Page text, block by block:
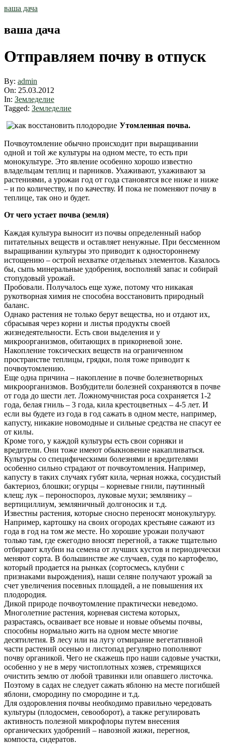
Skip
ваша дача
ваша дача
Отправляем почву в отпуск
By: admin
On: 25.03.2012
In: Земледелие
Tagged: Земледелие
Утомленная почва.
Почвоутомление обычно происходит при выращивании
одной и той же культуры на одном месте, то есть при
монокультуре. Это явление особенно хорошо известно
владельцам теплиц и парников. Ухаживают, ухаживают за
растениями, а урожаи год от года становятся все ниже и ниже
– и по количеству, и по качеству. И пока не поменяют почву в
теплице, так оно и будет.
От чего устает почва (земля)
Каждая культура выносит из почвы определенный набор
питательных веществ и оставляет ненужные. При бессменном
выращивании культуры это приводит к одностороннему
истощению – острой нехватке отдельных элементов. Казалось
бы, сыпь минеральные удобрения, восполняй запас и собирай
стопудовый урожай.
Пробовали. Получалось еще хуже, потому что никакая
рукотворная химия не способна восстановить природный
баланс.
Однако растения не только берут вещества, но и отдают их,
сбрасывая через корни и листья продукты своей
жизнедеятельности. Есть свои выделения и у
микроорганизмов, обитающих в прикорневой зоне.
Накопление токсических веществ на ограниченном
пространстве теплицы, грядки, поля тоже приводит к
почвоутомлению.
Еще одна причина – накопление в почве болезнетворных
микроорганизмов. Возбудители болезней сохраняются в почве
от года до шести лет. Ложномучнистая роса сохраняется 1-2
года, белая гниль – 3 года, кила крестоцветных – 4-5 лет. И
если вы будете из года в год сажать в одном месте, например,
капусту, никакие новомодные и сильные средства не спасут ее
от килы.
Кроме того, у каждой культуры есть свои сорняки и
вредители. Они тоже имеют обыкновение накапливаться.
Культуры со специфическими болезнями и вредителями
особенно сильно страдают от почвоутомления. Например,
капусту в таких случаях губят кила, черная ножка, сосудистый
бактериоз, блошки; огурцы – корневые гнили, паутинный
клещ; лук – пероноспороз, луковые мухи; землянику –
вертициллиум, земляничный долгоносик и т.д.
Известны растения, которые сносно переносят монокультуру.
Например, картошку на своих огородах крестьяне сажают из
года в год на том же месте. Но хорошие урожаи получают
только там, где ежегодно вносят перегной, а также тщательно
отбирают клубни на семена от лучших кустов и периодически
меняют сорта. В большинстве же случаев, судя по картофелю,
который продается на рынках (сортосмесь, клубни с
признаками вырождения), наши селяне получают урожай за
счет увеличения посевных площадей, а не повышения их
плодородия.
Дикой природе почвоутомление практически неведомо.
Многолетние растения, корневая система которых,
разрастаясь, осваивает все новые и новые объемы почвы,
способны нормально жить на одном месте многие
десятилетия. В лесу или на лугу отмирание вегетативной
части растений осенью и листопад регулярно пополняют
почву органикой. Чего не скажешь про наши садовые участки,
особенно у не в меру чистоплотных хозяев, стремящихся
очистить землю от любой травинки или опавшего листочка.
Поэтому в садах не следует сажать яблоню на месте погибшей
яблони, смородину по смородине и т.д.
Для оздоровления почвы необходимо правильно чередовать
культуры (плодосмен, севооборот), а также регулировать
активность полезной микрофлоры путем внесения
органических удобрений – навозной жижи, перегноя,
компоста, сидератов.